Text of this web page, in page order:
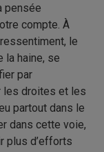
pensée
compte. À
le
la haine, se
par
les droites et les
partout dans le
dans cette voie,
plus d’efforts